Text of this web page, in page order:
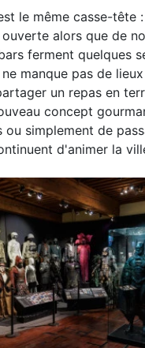
le même casse-tête
alors que de
ferment quelques
manque pas de
un repas en
concept
ou simplement de
d'animer la